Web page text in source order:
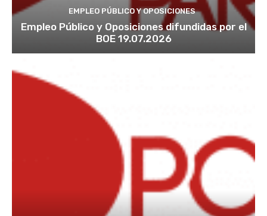
EMPLEO PÚBLICO Y OPOSICIONES
Empleo Público y Oposiciones difundidas por el
BOE 19.07.2026